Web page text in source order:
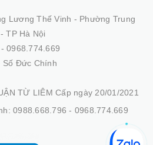
Lương Thế Vinh - Phường Trung
TP Hà Nội
0968.774.669
Số Đức Chính
TỪ LIÊM Cấp ngày 20/01/2021
0988.668.796 - 0968.774.669